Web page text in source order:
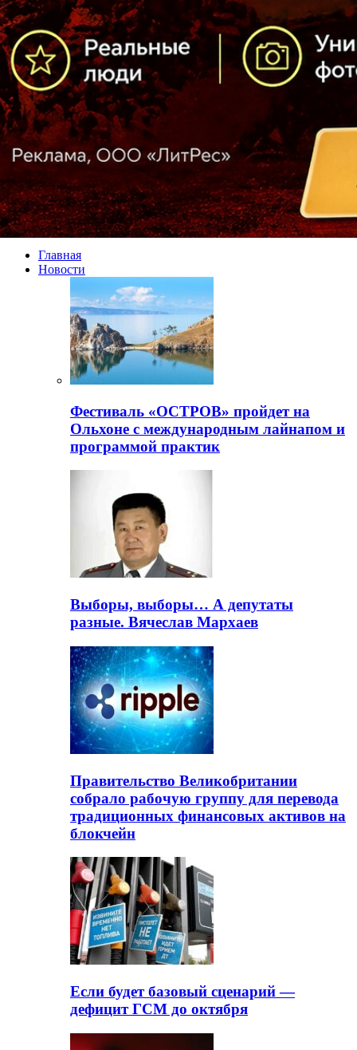
Главная
Новости
Фестиваль «ОСТРОВ» пройдет на
Ольхоне с международным лайнапом и
программой практик
Выборы, выборы… А депутаты
разные. Вячеслав Мархаев
Правительство Великобритании
собрало рабочую группу для перевода
традиционных финансовых активов на
блокчейн
Если будет базовый сценарий —
дефицит ГСМ до октября